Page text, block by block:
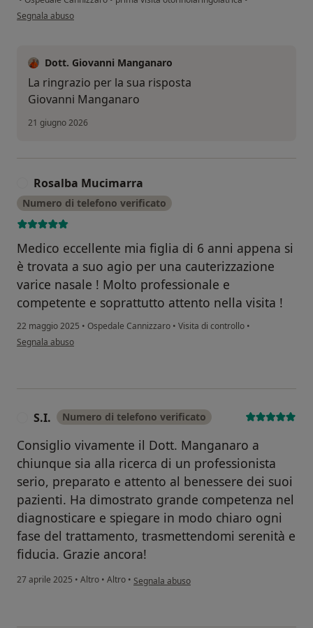
secondo l'opinione dell'utente L.A.C.
Segnala abuso
Dott. Giovanni Manganaro
La ringrazio per la sua risposta
Giovanni Manganaro
21 giugno 2026
Rosalba Mucimarra
Numero di telefono verificato
Medico eccellente mia figlia di 6 anni appena si
è trovata a suo agio per una cauterizzazione
varice nasale ! Molto professionale e
competente e soprattutto attento nella visita !
22 maggio 2025 • Ospedale Cannizzaro • Visita di controllo •
secondo l'opinione dell'utente Rosalba Mucimarra
Segnala abuso
S.I. Numero di telefono verificato
Consiglio vivamente il Dott. Manganaro a
chiunque sia alla ricerca di un professionista
serio, preparato e attento al benessere dei suoi
pazienti. Ha dimostrato grande competenza nel
diagnosticare e spiegare in modo chiaro ogni
fase del trattamento, trasmettendomi serenità e
fiducia. Grazie ancora!
27 aprile 2025 • Altro • Altro • secondo l'opinione dell'utente S.I.
Segnala abuso